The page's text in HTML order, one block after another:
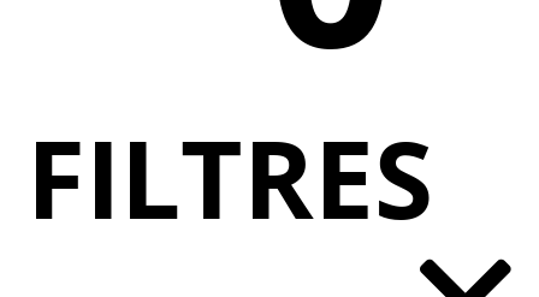
FILTRES